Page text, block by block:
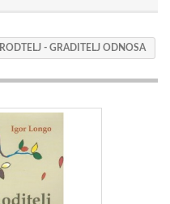
RODTELJ - GRADITELJ ODNOSA